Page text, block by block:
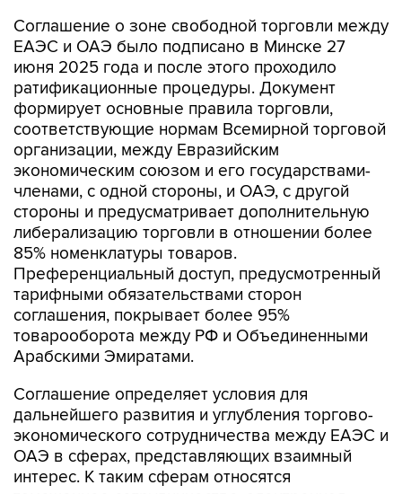
Соглашение о зоне свободной торговли между
ЕАЭС и ОАЭ было подписано в Минске 27
июня 2025 года и после этого проходило
ратификационные процедуры. Документ
формирует основные правила торговли,
соответствующие нормам Всемирной торговой
организации, между Евразийским
экономическим союзом и его государствами-
членами, с одной стороны, и ОАЭ, с другой
стороны и предусматривает дополнительную
либерализацию торговли в отношении более
85% номенклатуры товаров.
Преференциальный доступ, предусмотренный
тарифными обязательствами сторон
соглашения, покрывает более 95%
товарооборота между РФ и Объединенными
Арабскими Эмиратами.
Соглашение определяет условия для
дальнейшего развития и углубления торгово-
экономического сотрудничества между ЕАЭС и
ОАЭ в сферах, представляющих взаимный
интерес. К таким сферам относятся